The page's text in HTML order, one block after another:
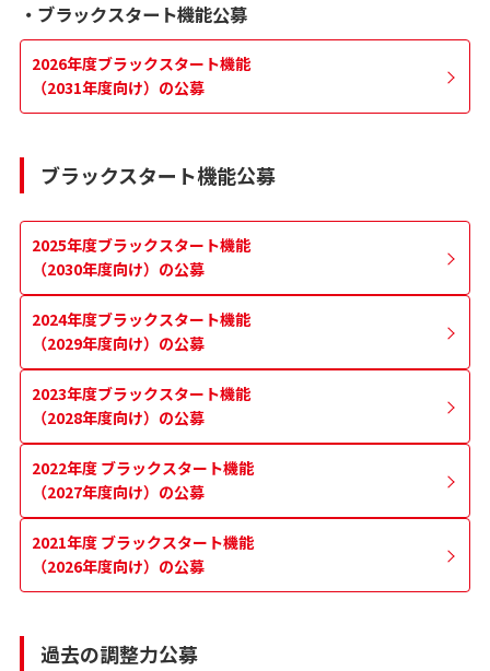
・ブラックスタート機能公募
2026年度ブラックスタート機能
（2031年度向け）の公募
ブラックスタート機能公募
2025年度ブラックスタート機能
（2030年度向け）の公募
2024年度ブラックスタート機能
（2029年度向け）の公募
2023年度ブラックスタート機能
（2028年度向け）の公募
2022年度 ブラックスタート機能
（2027年度向け）の公募
2021年度 ブラックスタート機能
（2026年度向け）の公募
過去の調整力公募